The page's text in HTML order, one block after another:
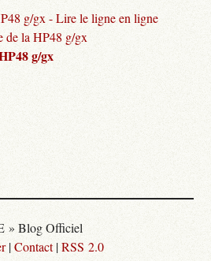
g/gx - Lire le ligne en ligne
de la HP48 g/gx
g/gx
» Blog Officiel
|Contact|RSS 2.0